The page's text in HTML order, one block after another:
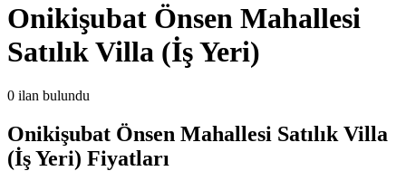
Onikişubat Önsen Mahallesi
Satılık Villa (İş Yeri)
0 ilan bulundu
Onikişubat Önsen Mahallesi Satılık Villa
(İş Yeri) Fiyatları